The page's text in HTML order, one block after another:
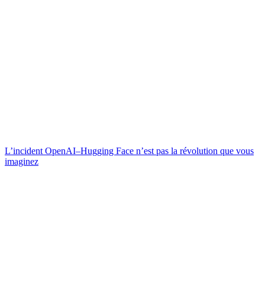
L’incident OpenAI–Hugging Face n’est pas la révolution que vous
imaginez